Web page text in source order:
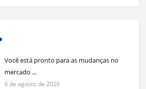
Você está pronto para as mudanças no
mercado ...
6 de agosto de 2026